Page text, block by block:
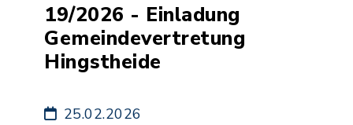
19/2026 - Einladung
Gemeindevertretung
Hingstheide
25.02.2026